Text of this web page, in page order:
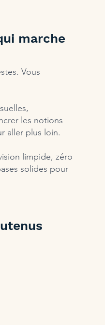
marche
Vous
les notions
aller plus loin.
limpide, zéro
solides pour